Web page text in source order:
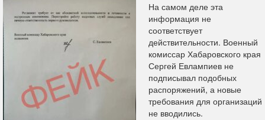
На самом деле эта
информация не
соответствует
действительности. Военный
комиссар Хабаровского края
Сергей Евлампиев не
подписывал подобных
распоряжений, а новые
требования для организаций
не вводились.